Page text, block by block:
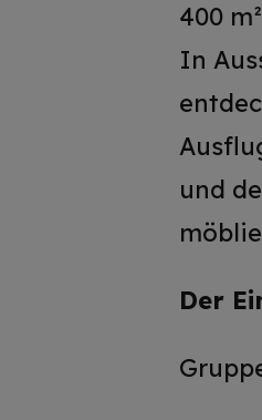
400
In
und
Der